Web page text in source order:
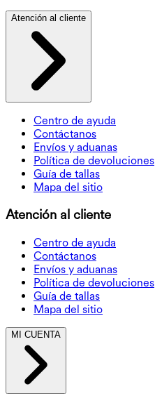
Atención al cliente
Centro de ayuda
Contáctanos
Envíos y aduanas
Política de devoluciones
Guía de tallas
Mapa del sitio
Atención al cliente
Centro de ayuda
Contáctanos
Envíos y aduanas
Política de devoluciones
Guía de tallas
Mapa del sitio
MI CUENTA